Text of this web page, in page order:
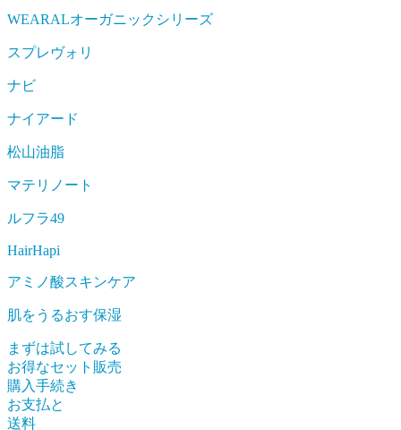
WEARALオーガニックシリーズ
スプレヴォリ
ナビ
ナイアード
松山油脂
マテリノート
ルフラ49
HairHapi
アミノ酸スキンケア
肌をうるおす保湿
まずは試してみる
お得なセット販売
購入手続き
お支払と
送料